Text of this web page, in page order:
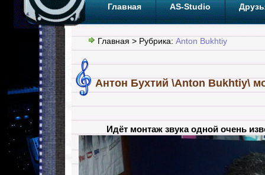
Главная AS-Studio
Теги ТОП
Главная > Рубрика: Anton Bukhtiy
Антон Бухтий \Anton Bukhtiy\
Идёт монтаж звука одной очень